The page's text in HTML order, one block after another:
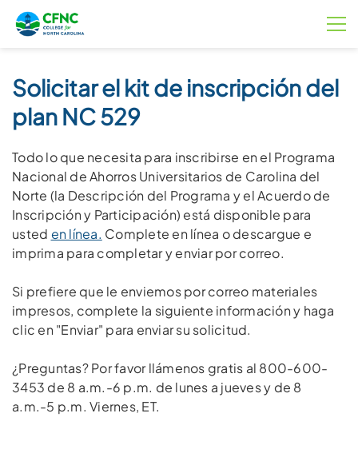
Solicitar el kit de inscripción del
plan NC 529
Todo lo que necesita para inscribirse en el Programa
Nacional de Ahorros Universitarios de Carolina del
Norte (la Descripción del Programa y el Acuerdo de
Inscripción y Participación) está disponible para
usted en línea. Complete en línea o descargue e
imprima para completar y enviar por correo.
Si prefiere que le enviemos por correo materiales
impresos, complete la siguiente información y haga
clic en "Enviar" para enviar su solicitud.
¿Preguntas? Por favor llámenos gratis al 800-600-
3453 de 8 a.m.-6 p.m. de lunes a jueves y de 8
a.m.-5 p.m. Viernes, ET.